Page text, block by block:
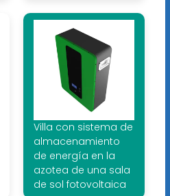
Villa con sistema de
almacenamiento
de energía en la
azotea de una sala
de sol fotovoltaica